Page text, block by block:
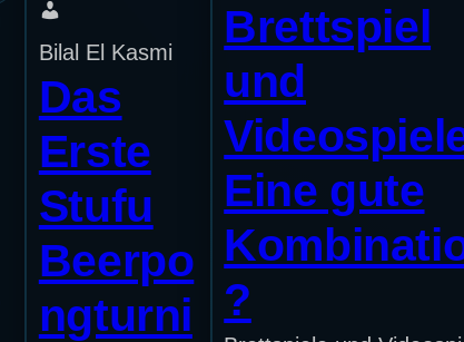
Bilal El Kasmi
Das
Erste
Stufu
Beerpo
ngturni
Brettspiel
und
Eine gute
?